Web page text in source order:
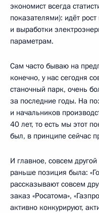
экономист всегда
показателями): идёт
и выработки
параметрам.
Сам часто бываю на
конечно, у нас сегодня
станочный парк, очень
за последние годы. На
и начальников
40 лет, то есть мы этот
был, в принципе сейчас
И главное, совсем
раньше позиция была:
рассказывают совсем
заказ «Росатома»,
активно конкурируют,